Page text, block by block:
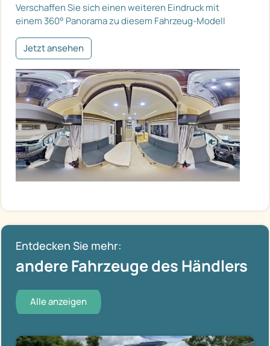
Verschaffen Sie sich einen weiteren Eindruck mit
einem 360° Panorama zu diesem Fahrzeug-Modell
Jetzt ansehen
Entdecken Sie mehr:
andere Fahrzeuge des Händlers
Alle anzeigen